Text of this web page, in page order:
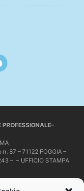
87 – 71122 FOGGIA –
– – UFFICIO STAMPA